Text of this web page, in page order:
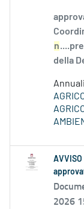
n
della
2026